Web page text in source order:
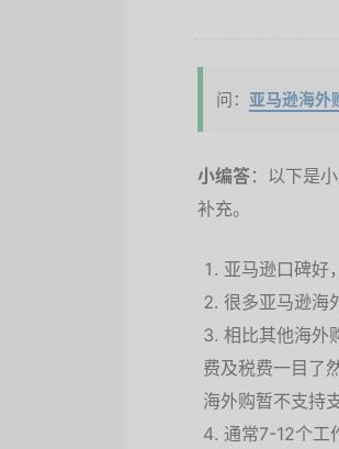
问： 亚马逊海外
小编答：以下是
补充。
亚马逊口碑好
很多亚马逊海
相比其他海外
费及税费一目了
海外购暂不支持
通常7-12个工